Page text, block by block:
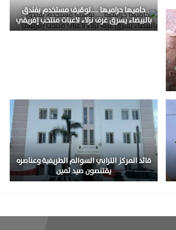
حاميها حراميها …..توقيف مستخدم بفندق
بالبيضاء يسرق غرف نزلاء لاعبات منتخب إفريقي
قائد المركز الترابي السوالم الطريفية وعناصره
يقتنصون صيد ثمين